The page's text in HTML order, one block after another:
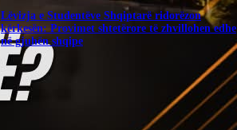
Lëvizja e Studentëve Shqiptarë ridorëzon
kërkesën: Provimet shtetërore të zhvillohen edhe
në gjuhën shqipe